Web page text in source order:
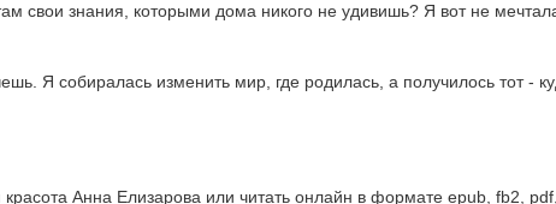
свои знания, которыми дома никого не удивишь? Я вот не
Я собиралась изменить мир, где родилась, а получилось тот -
Анна Елизарова или читать онлайн в формате epub, fb2,